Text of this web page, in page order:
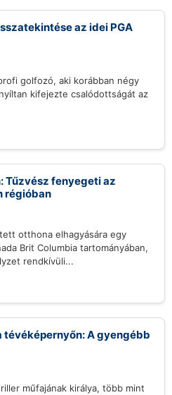
az idei PGA
golfozó, aki korábban négy
kifejezte csalódottságát az
Tűzvész fenyegeti az
régióban
otthona elhagyására egy
Brit Columbia tartományában,
rendkívüli...
tévéképernyőn: A gyengébb
műfajának királya, több mint